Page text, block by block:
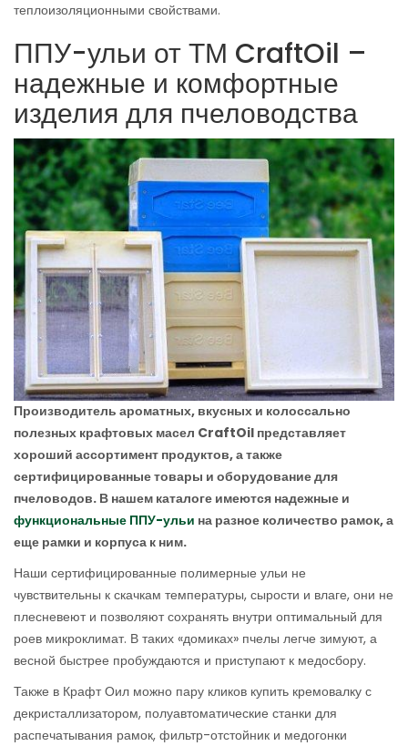
теплоизоляционными свойствами.
ППУ-ульи от ТМ CraftOil –
надежные и комфортные
изделия для пчеловодства
Производитель ароматных, вкусных и колоссально
полезных крафтовых масел CraftOil представляет
хороший ассортимент продуктов, а также
сертифицированные товары и оборудование для
пчеловодов. В нашем каталоге имеются надежные и
функциональные ППУ-ульи на разное количество рамок, а
еще рамки и корпуса к ним.
Наши сертифицированные полимерные ульи не
чувствительны к скачкам температуры, сырости и влаге, они не
плесневеют и позволяют сохранять внутри оптимальный для
роев микроклимат. В таких «домиках» пчелы легче зимуют, а
весной быстрее пробуждаются и приступают к медосбору.
Также в Крафт Оил можно пару кликов купить кремовалку с
декристаллизатором, полуавтоматические станки для
распечатывания рамок, фильтр-отстойник и медогонки